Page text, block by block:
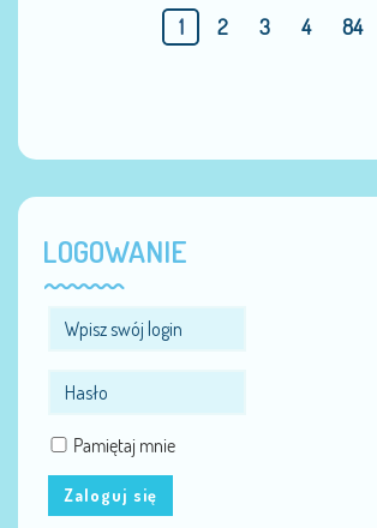
1 2 3 4 84
LOGOWANIE
Pamiętaj mnie
Zaloguj się